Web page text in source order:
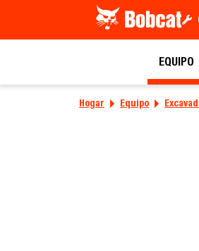
EQUIPO
Hogar Equipo